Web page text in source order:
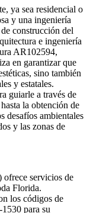
ya sea residencial o
y una ingeniería
construcción del
e ingeniería
AR102594,
en garantizar que
sino también
y estatales.
guiarle a través de
la obtención de
desafíos ambientales
y las zonas de
servicios de
Florida.
los códigos de
para su